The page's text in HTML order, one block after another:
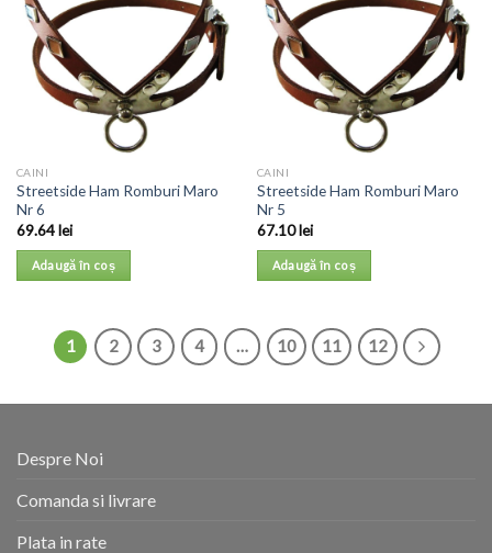
CAINI
Streetside Ham Romburi Maro
Nr 6
69.64lei
Adaugă în coș
CAINI
Streetside Ham Romburi Maro
Nr 5
67.10lei
Adaugă în coș
1 2 3 4 … 10 11 12
Despre Noi
Comanda si livrare
Plata in rate